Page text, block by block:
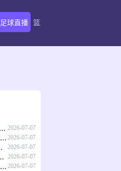
足球直播 篮球直播
夏联-热火击败勇士金 康韦尔26+5 琼斯9中1 奥尔布里奇21+6 2026-07-07
夏联-郭昊文6分钟无数据 国王险胜雄鹿 7号秀阿卡夫22分 2026-07-07
洛杉矶火花 2026-07-07
马拉9中3&4帽5失误 2026-07-07
夏联-篮网5人上双轻取勇士蓝 杰明23+8+5 6号秀布朗10+4 2026-07-07